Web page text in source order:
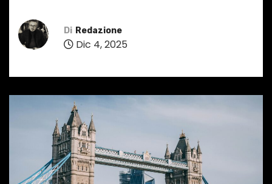
Di Redazione
Dic 4, 2025